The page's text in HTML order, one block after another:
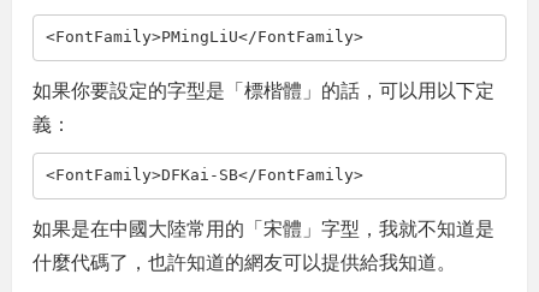
<FontFamily>PMingLiU</FontFamily>
如果你要設定的字型是「標楷體」的話，可以用以下定
義：
<FontFamily>DFKai-SB</FontFamily>
如果是在中國大陸常用的「宋體」字型，我就不知道是
什麼代碼了，也許知道的網友可以提供給我知道。